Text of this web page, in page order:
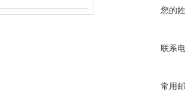
您的
联系
常用